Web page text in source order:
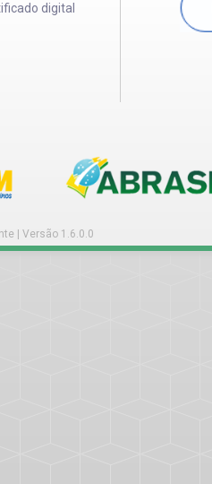
digital
| Versão 1.6.0.0